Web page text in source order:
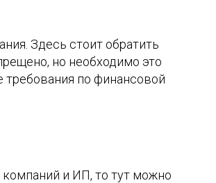
Здесь стоит обратить
но необходимо это
по финансовой
и ИП, то тут можно